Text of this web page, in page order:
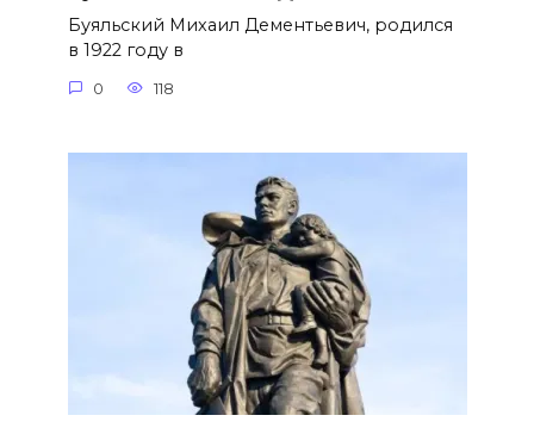
Буяльский Михаил Дементьевич, родился
в 1922 году в
0 118